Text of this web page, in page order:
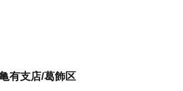
有支店/葛飾区